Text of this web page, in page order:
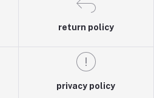
return policy
privacy policy